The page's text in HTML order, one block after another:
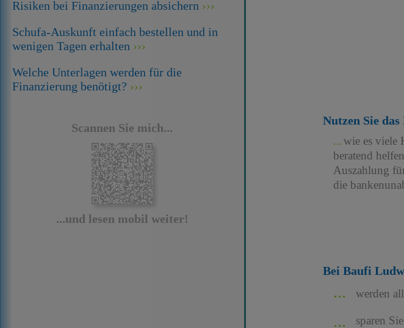
Risiken bei Finanzierungen absichern
Schufa-Auskunft einfach bestellen und in
wenigen Tagen erhalten
Welche Unterlagen werden für die
Finanzierung benötigt?
Scannen Sie mich...
...und lesen mobil weiter!
Nutzen Sie
wie es viele
beratend
Auszahlung
die
Bei Baufi
werden
sparen